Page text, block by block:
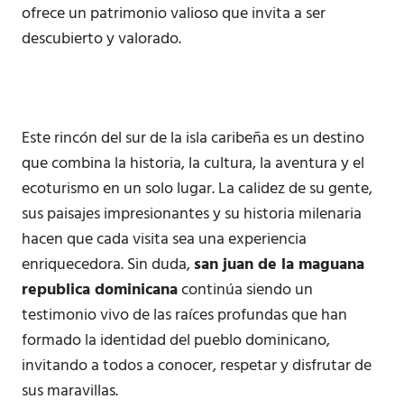
ofrece un patrimonio valioso que invita a ser
descubierto y valorado.
Este rincón del sur de la isla caribeña es un destino
que combina la historia, la cultura, la aventura y el
ecoturismo en un solo lugar. La calidez de su gente,
sus paisajes impresionantes y su historia milenaria
hacen que cada visita sea una experiencia
enriquecedora. Sin duda,san juan de la maguana
republica dominicanacontinúa siendo un
testimonio vivo de las raíces profundas que han
formado la identidad del pueblo dominicano,
invitando a todos a conocer, respetar y disfrutar de
sus maravillas.